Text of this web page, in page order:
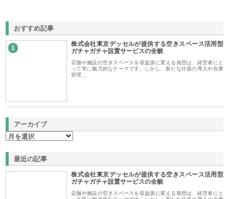
おすすめ記事
1
株式会社東京デッセルが提供する空きスペース活用型
ガチャガチャ設置サービスの全貌
店舗や施設の空きスペースを収益源に変える発想は、経営者にと
って常に魅力的なテーマです。しかし、新たな什器の導入や在庫
管理…
アーカイブ
最近の記事
株式会社東京デッセルが提供する空きスペース活用型
ガチャガチャ設置サービスの全貌
店舗や施設の空きスペースを収益源に変える発想は、経営者にと